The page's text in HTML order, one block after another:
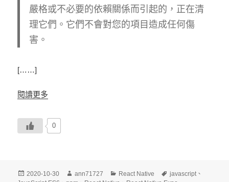
嚴格或不必要的依賴關係而引起的，正在清
理它們。它們不會對您的項目造成任何傷
害。
[……]
閱讀更多
0
發
2020-10-30
作
ann71727
分
React Native
標
javascript 、